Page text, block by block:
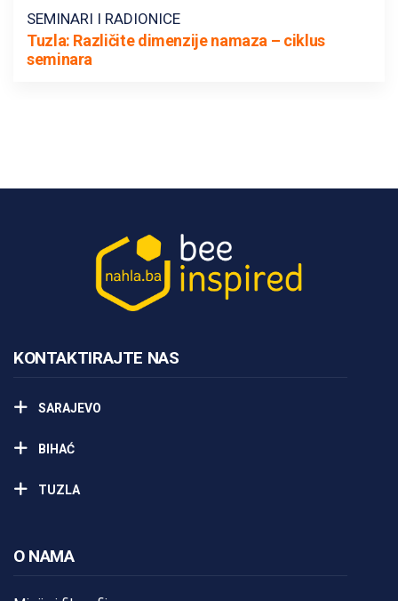
SEMINARI I RADIONICE
Tuzla: Različite dimenzije namaza – ciklus
seminara
KONTAKTIRAJTE NAS
SARAJEVO
BIHAĆ
TUZLA
O NAMA